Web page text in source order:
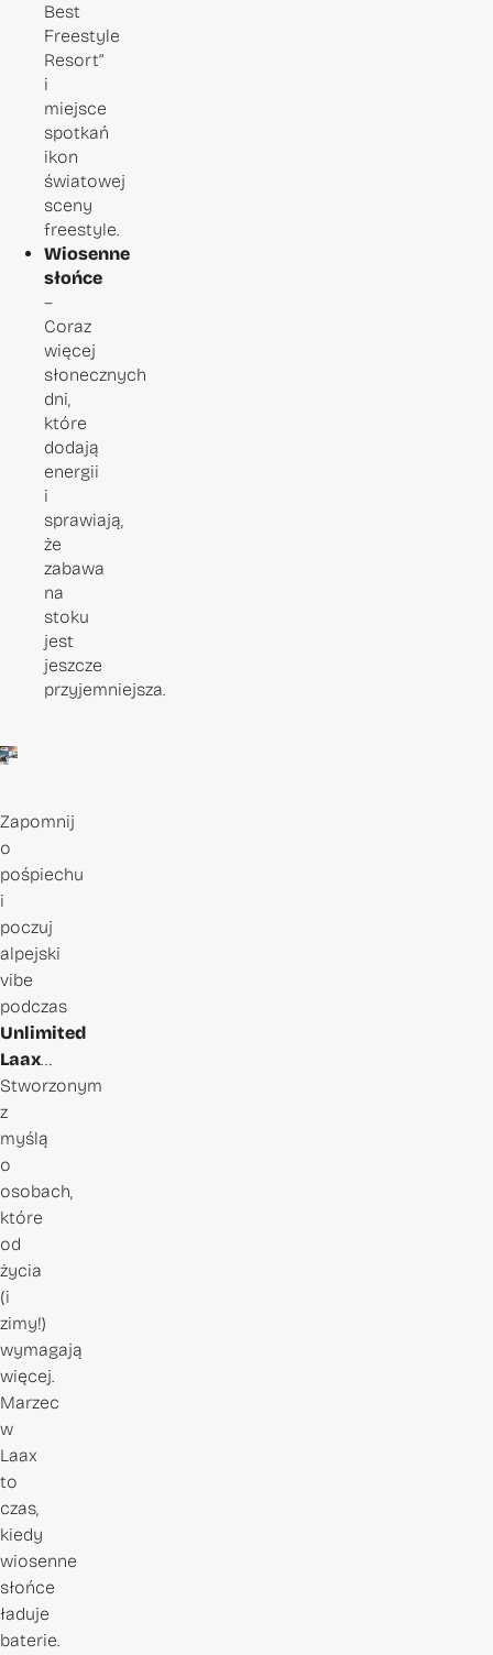
Best
Freestyle
Resort”
i
miejsce
spotkań
ikon
światowej
sceny
freestyle.
Wiosenne
słońce
–
Coraz
więcej
słonecznych
dni,
które
dodają
energii
i
sprawiają,
że
zabawa
na
stoku
jest
jeszcze
przyjemniejsza.
Zapomnij
o
pośpiechu
i
poczuj
alpejski
vibe
podczas
Unlimited
Laax…
Stworzonym
z
myślą
o
osobach,
które
od
życia
(i
zimy!)
wymagają
więcej.
Marzec
w
Laax
to
czas,
kiedy
wiosenne
słońce
ładuje
baterie.